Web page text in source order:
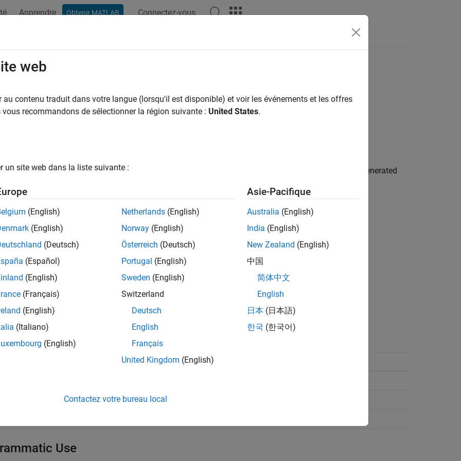
Apprendre Obtenir MATLAB Connectez-vous
Block Description
description in generated code
block descriptionparameter specifies that block descriptions are included as comments in the generated
| off
comments in the generated files based on the contents of the block properties
descriptions from the generated files.
Settings
No impact
Use
web
au contenu traduit dans votre langue (lorsqu'il est disponible) et voir les événements et les offres
vous recommandons de sélectionner la région suivante : United States.
un site web dans la liste suivante :
(English)
(English)
(Deutsch)
(Español)
(English)
(Français)
(English)
(Italiano)
(English)
Netherlands (English)
Norway (English)
Österreich (Deutsch)
Portugal (English)
Sweden (English)
Switzerland
Deutsch
English
Français
United Kingdom (English)
Asie-Pacifique
Australia (English)
India (English)
New Zealand (English)
中国
简体中文
English
日本 (日本語)
한국 (한국어)
Contactez votre bureau local